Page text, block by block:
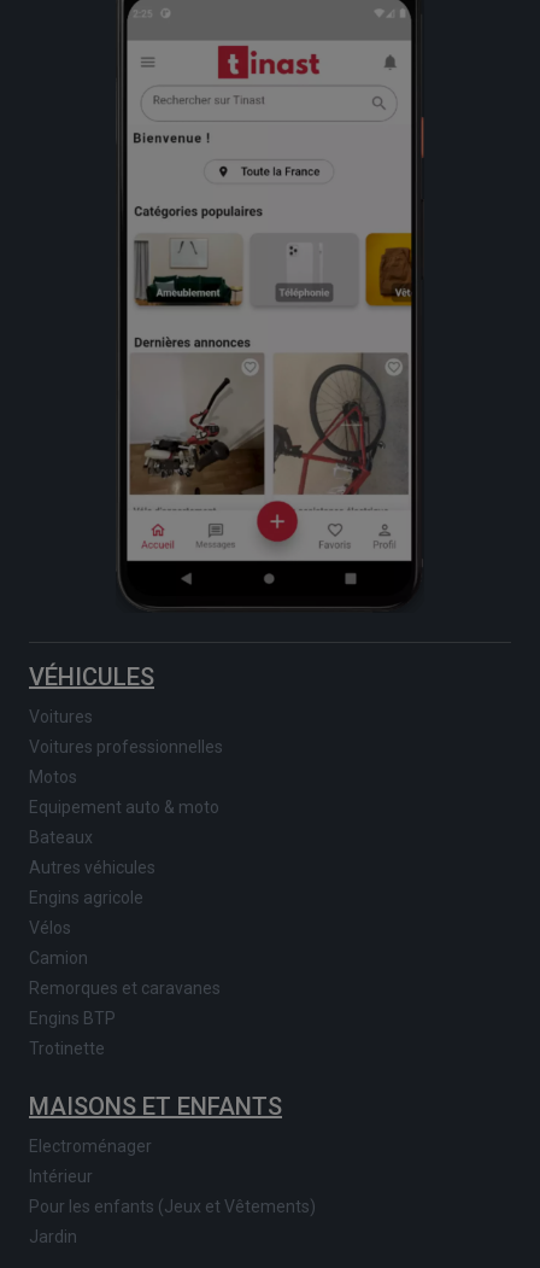
VÉHICULES
Voitures
Voitures professionnelles
Motos
Equipement auto & moto
Bateaux
Autres véhicules
Engins agricole
Vélos
Camion
Remorques et caravanes
Engins BTP
Trotinette
MAISONS ET ENFANTS
Electroménager
Intérieur
Pour les enfants (Jeux et Vêtements)
Jardin